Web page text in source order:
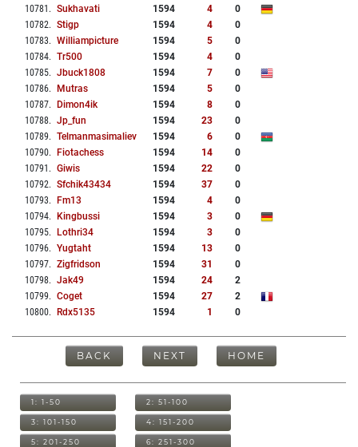
10781 . Sukhavati 1594 4
0
10782. Stigp 1594 4
0
10783. Williampicture 1594 5
0
10784. Tr500 1594 4
0
10785. Jbuck1808 1594 7
0
10786. Mutras 1594 5
0
10787. Dimon4ik 1594 8
0
10788. Jp_fun 1594 23
0
10789. Telmanmasimaliev 1594 6
0
10790. Fiotachess 1594 14
0
10791 . Giwis 1594 22
0
10792. Sfchik43434 1594 37
0
10793. Fm13 1594 4
0
10794. Kingbussi 1594 3
0
10795. Lothri34 1594 3
0
10796. Yugtaht 1594 13
0
10797. Zigfridson 1594 31
0
10798. Jak49 1594 24
2
10799. Coget 1594 27
2
10800. Rdx5135 1594 1 0
BACK NEXT HOME
1: 1-50 2: 51-100
3: 101-150 4: 151-200
5: 201-250 6: 251-300